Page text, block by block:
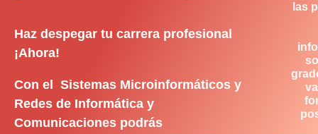
Haz despegar tu carrera profesional
¡Ahora!
Con el Sistemas Microinformáticos y
Redes de Informática y
Comunicaciones podrás
las